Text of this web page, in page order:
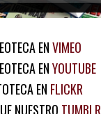
ENVIMEO
ENYOUTUBE
EN FLICKR
NUESTRO TUMBLR